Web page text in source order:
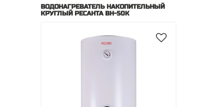
ВОДОНАГРЕВАТЕЛЬ НАКОПИТЕЛЬНЫЙ
КРУГЛЫЙ РЕСАНТА ВН-50K